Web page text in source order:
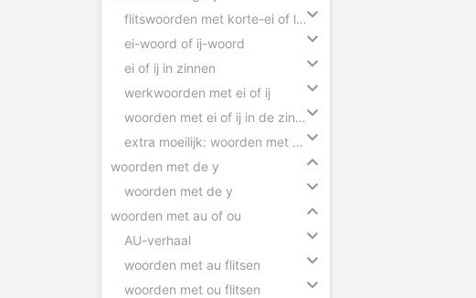
flitswoorden met korte-ei of lange-ij
ei-woord of ij-woord
ei of ij in zinnen
werkwoorden met ei of ij
woorden met ei of ij in de zin slepen
extra moeilijk: woorden met ei of ij
woorden met de y
woorden met de y
woorden met au of ou
AU-verhaal
woorden met au flitsen
woorden met ou flitsen